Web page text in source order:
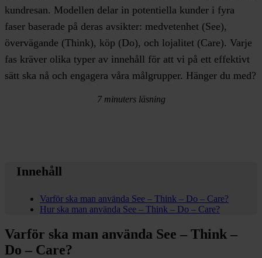
kundresan. Modellen delar in potentiella kunder i fyra
faser baserade på deras avsikter: medvetenhet (See),
övervägande (Think), köp (Do), och lojalitet (Care). Varje
fas kräver olika typer av innehåll för att vi på ett effektivt
sätt ska nå och engagera våra målgrupper. Hänger du med?
7 minuters läsning
Innehåll
Varför ska man använda See – Think – Do – Care?
Hur ska man använda See – Think – Do – Care?
Varför ska man använda See – Think –
Do – Care?